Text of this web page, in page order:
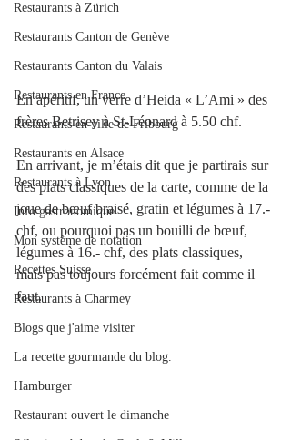
Restaurants à Zürich
Restaurants Canton de Genève
Restaurants Canton du Valais
Restaurants en France
Restaurants en ville de Fribourg
Restaurants en Alsace
Restaurants à Lyon
Info gastronomique
Mon système de notation
Recettes Suisse
Restaurants à Charmey
Blogs que j'aime visiter
La recette gourmande du blog.
Hamburger
Restaurant ouvert le dimanche
En apéritif, un verre d’Heida « L’Ami » des
frères Betrisey à St-Léonard à 5.50 chf.
En arrivant, je m’étais dit que je partirais sur
des plats classiques de la carte, comme de la
joue de bœuf braisé, gratin et légumes à 17.-
chf, ou pourquoi pas un bouilli de bœuf,
légumes à 16.- chf, des plats classiques,
mais pas toujours forcément fait comme il
faut.